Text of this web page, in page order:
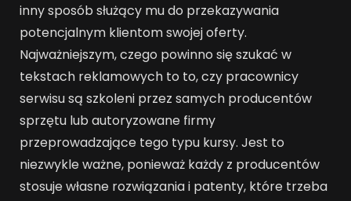
inny sposób służący mu do przekazywania
potencjalnym klientom swojej oferty.
Najważniejszym, czego powinno się szukać w
tekstach reklamowych to to, czy pracownicy
serwisu są szkoleni przez samych producentów
sprzętu lub autoryzowane firmy
przeprowadzające tego typu kursy. Jest to
niezwykle ważne, ponieważ każdy z producentów
stosuje własne rozwiązania i patenty, które trzeba